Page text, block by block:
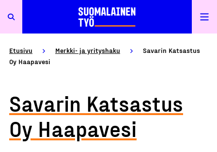
Etusivu Merkki- ja yrityshaku
Savarin Katsastus
Oy Haapavesi
Savarin Katsastus
Oy Haapavesi